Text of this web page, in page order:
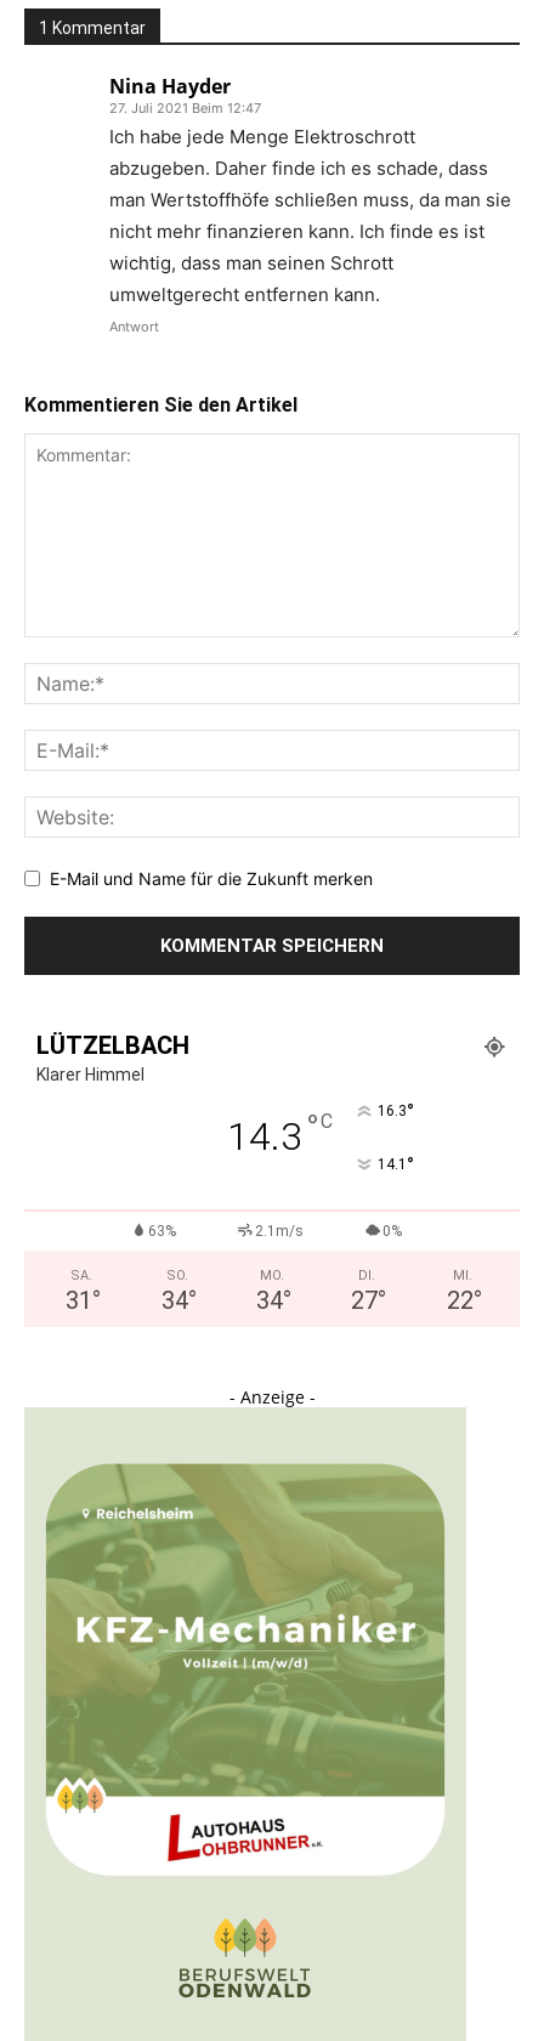
1 Kommentar
Nina Hayder
27. Juli 2021 Beim 12:47
Ich habe jede Menge Elektroschrott
abzugeben. Daher finde ich es schade, dass
man Wertstoffhöfe schließen muss, da man sie
nicht mehr finanzieren kann. Ich finde es ist
wichtig, dass man seinen Schrott
umweltgerecht entfernen kann.
Antwort
Kommentieren Sie den Artikel
E-Mail und Name für die Zukunft merken
LÜTZELBACH
Klarer Himmel
14.3 °C 16.3°
14.1 °
63% 2.1m/s 0%
SA.
31 °
SO.
34°
MO.
34°
DI.
27°
MI.
22°
- Anzeige -